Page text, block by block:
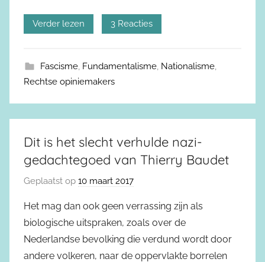
Verder lezen 3 Reacties
Fascisme, Fundamentalisme, Nationalisme,
Rechtse opiniemakers
Dit is het slecht verhulde nazi-
gedachtegoed van Thierry Baudet
Geplaatst op 10 maart 2017
Het mag dan ook geen verrassing zijn als
biologische uitspraken, zoals over de
Nederlandse bevolking die verdund wordt door
andere volkeren, naar de oppervlakte borrelen